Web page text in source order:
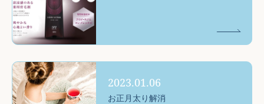
2023.01.06
お正月太り解消